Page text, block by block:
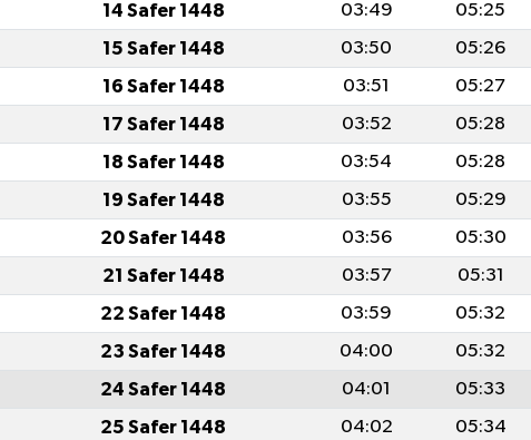
14 Safer 1448 03:49 05:25
15 Safer 1448 03:50 05:26
16 Safer 1448 03:51 05:27
17 Safer 1448 03:52 05:28
18 Safer 1448 03:54 05:28
19 Safer 1448 03:55 05:29
20 Safer 1448 03:56 05:30
21 Safer 1448 03:57 05:31
22 Safer 1448 03:59 05:32
23 Safer 1448 04:00 05:32
24 Safer 1448 04:01 05:33
25 Safer 1448 04:02 05:34